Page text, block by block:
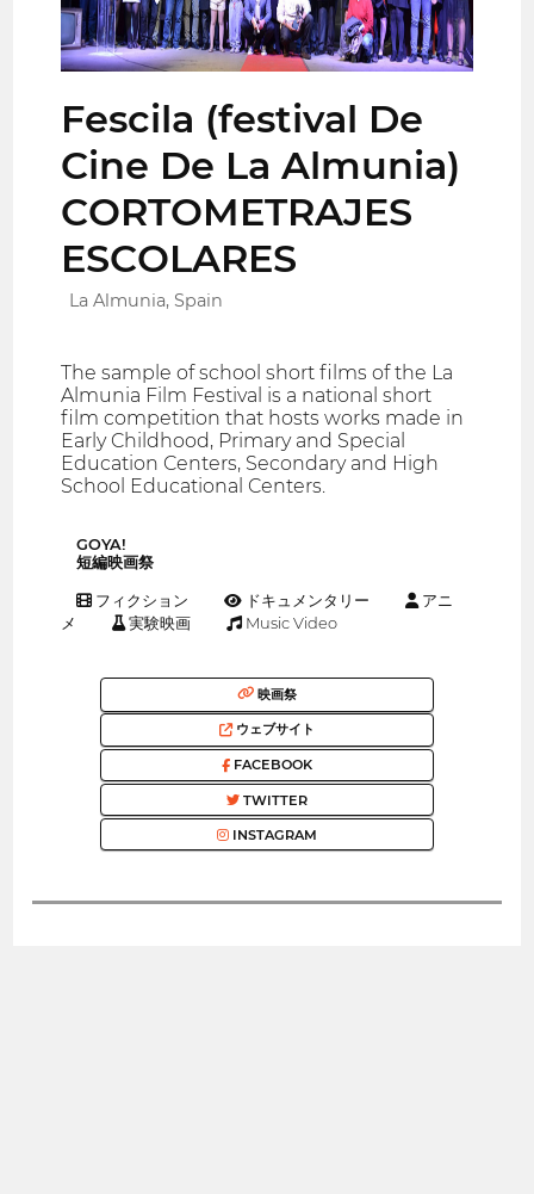
Fescila (festival De
Cine De La Almunia)
CORTOMETRAJES
ESCOLARES
La Almunia, Spain
The sample of school short films of the La
Almunia Film Festival is a national short
film competition that hosts works made in
Early Childhood, Primary and Special
Education Centers, Secondary and High
School Educational Centers.
GOYA!
短編映画祭
フィクション ドキュメンタリー
アニ
メ
実験映画 Music Video
映画祭
ウェブサイト
FACEBOOK
TWITTER
INSTAGRAM